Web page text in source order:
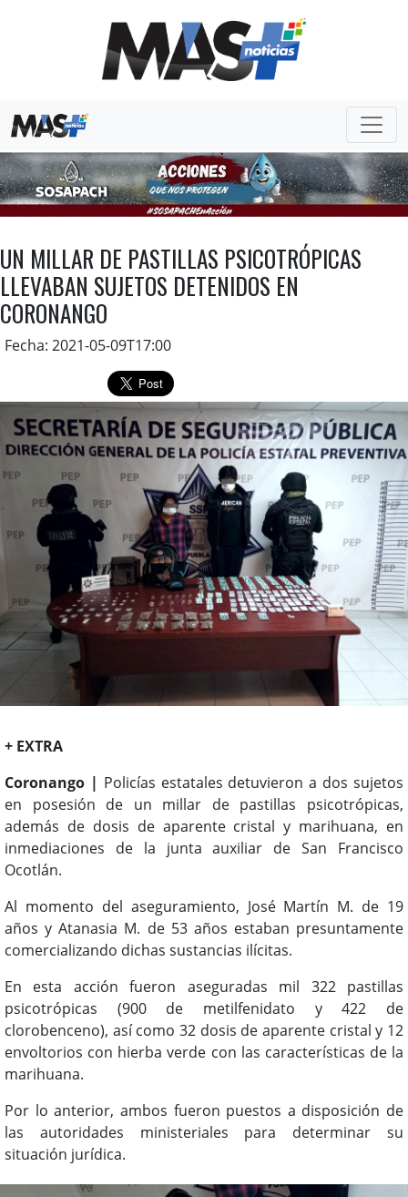
UN MILLAR DE PASTILLAS PSICOTRÓPICAS
LLEVABAN SUJETOS DETENIDOS EN
CORONANGO
Fecha: 2021-05-09T17:00
+ EXTRA
Coronango | Policías estatales detuvieron a dos sujetos
en posesión de un millar de pastillas psicotrópicas,
además de dosis de aparente cristal y marihuana, en
inmediaciones de la junta auxiliar de San Francisco
Ocotlán.
Al momento del aseguramiento, José Martín M. de 19
años y Atanasia M. de 53 años estaban presuntamente
comercializando dichas sustancias ilícitas.
En esta acción fueron aseguradas mil 322 pastillas
psicotrópicas (900 de metilfenidato y 422 de
clorobenceno), así como 32 dosis de aparente cristal y 12
envoltorios con hierba verde con las características de la
marihuana.
Por lo anterior, ambos fueron puestos a disposición de
las autoridades ministeriales para determinar su
situación jurídica.